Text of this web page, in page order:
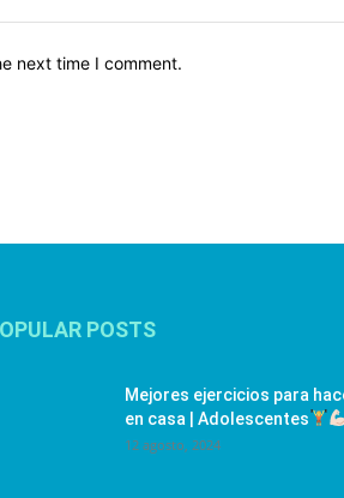
next time I comment.
POSTS
Mejores ejercicios para
en casa | Adolescentes
12 agosto, 2024